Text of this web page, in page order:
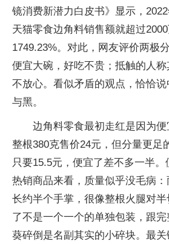
镜消费新潜力白皮书》显示，
天猫零食边角料销售额就超过
1749.23%。对此，网友评价两极
便宜大碗，好吃不贵；抵触的人称
不放心。看似矛盾的观点，恰恰
与黑。
边角料零食最初走红是因为便
整根380克售价24元，但分量更足
只要15.5元，便宜了差不多一半
热销商品来看，质量似乎没毛病
长约半个手掌，很像整根火腿对
了不是一个一个的单独包装，跟
葵碎倒是名副其实的小碎块。最